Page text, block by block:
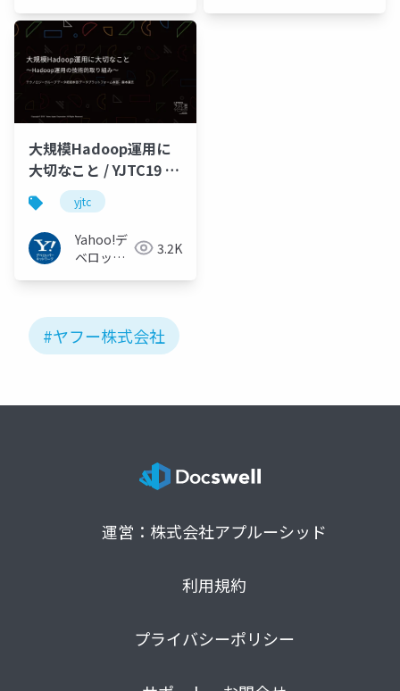
ワーク
大規模Hadoop運用に
大切なこと / YJTC19 in
Shibuya B-2 #yjtc
yjtc
Yahoo!デ
ベロッパ
3.2K
#ヤフー株式会社
運営：株式会社アプルーシッド
利用規約
プライバシーポリシー